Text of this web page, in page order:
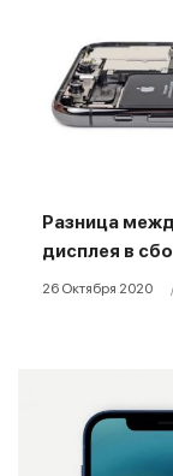
Разница
дисплея в
26 Октября 2020